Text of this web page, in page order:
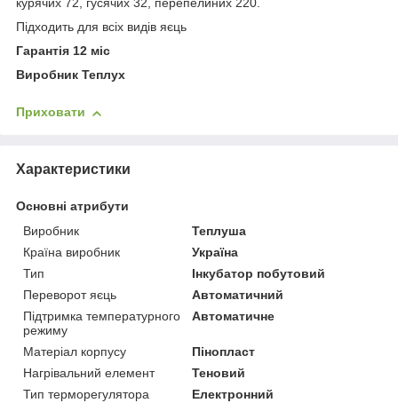
курячих 72, гусячих 32, перепелиних 220.
Підходить для всіх видів яєць
Гарантія 12 міс
Виробник Теплух
Приховати
Характеристики
Основні атрибути
Виробник
Теплуша
Країна виробник
Україна
Тип
Інкубатор побутовий
Переворот яєць
Автоматичний
Підтримка температурного
режиму
Автоматичне
Матеріал корпусу
Пінопласт
Нагрівальний елемент
Теновий
Тип терморегулятора
Електронний